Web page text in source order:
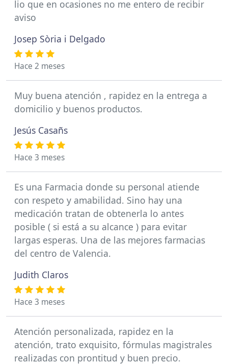
lio que en ocasiones no me entero de recibir
aviso
Josep Sòria i Delgado
Hace 2 meses
Muy buena atención , rapidez en la entrega a
domicilio y buenos productos.
Jesús Casañs
Hace 3 meses
Es una Farmacia donde su personal atiende
con respeto y amabilidad. Sino hay una
medicación tratan de obtenerla lo antes
posible ( si está a su alcance ) para evitar
largas esperas. Una de las mejores farmacias
del centro de Valencia.
Judith Claros
Hace 3 meses
Atención personalizada, rapidez en la
atención, trato exquisito, fórmulas magistrales
realizadas con prontitud y buen precio.